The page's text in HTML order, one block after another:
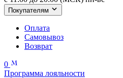
Покупателям
Оплата
Самовывоз
Возврат
0
Программа лояльности